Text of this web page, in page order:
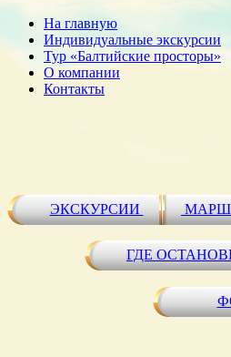
На главную
Индивидуальные экскурсии
Тур «Балтийские просторы»
О компании
Контакты
ЭКСКУРСИИ
ГДЕ